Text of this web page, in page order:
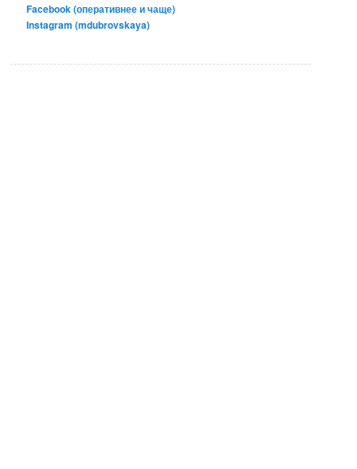
Facebook (оперативнее и чаще)
Instagram (mdubrovskaya)